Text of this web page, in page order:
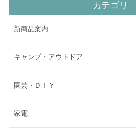
カテゴリ
新商品案内
キャンプ・アウトドア
園芸・ＤＩＹ
家電